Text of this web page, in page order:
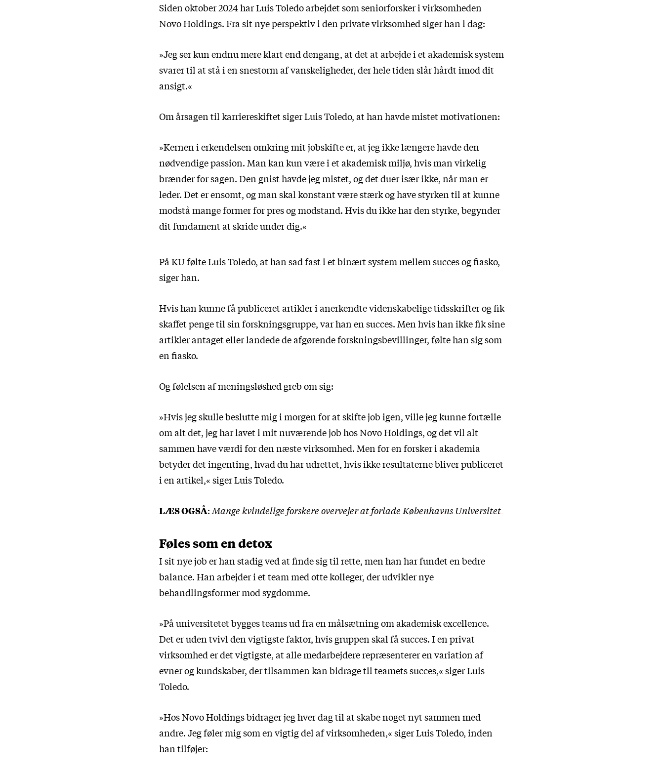
Siden oktober 2024 har Luis Toledo arbejdet som seniorforsker i virksomheden
Novo Holdings. Fra sit nye perspektiv i den private virksomhed siger han i dag:
»Jeg ser kun endnu mere klart end dengang, at det at arbejde i et akademisk system
svarer til at stå i en snestorm af vanskeligheder, der hele tiden slår hårdt imod dit
ansigt.«
Om årsagen til karriereskiftet siger Luis Toledo, at han havde mistet motivationen:
»Kernen i erkendelsen omkring mit jobskifte er, at jeg ikke længere havde den
nødvendige passion. Man kan kun være i et akademisk miljø, hvis man virkelig
brænder for sagen. Den gnist havde jeg mistet, og det duer især ikke, når man er
leder. Det er ensomt, og man skal konstant være stærk og have styrken til at kunne
modstå mange former for pres og modstand. Hvis du ikke har den styrke, begynder
dit fundament at skride under dig.«
På KU følte Luis Toledo, at han sad fast i et binært system mellem succes og fiasko,
siger han.
Hvis han kunne få publiceret artikler i anerkendte videnskabelige tidsskrifter og fik
skaffet penge til sin forskningsgruppe, var han en succes. Men hvis han ikke fik sine
artikler antaget eller landede de afgørende forskningsbevillinger, følte han sig som
en fiasko.
Og følelsen af meningsløshed greb om sig:
»Hvis jeg skulle beslutte mig i morgen for at skifte job igen, ville jeg kunne fortælle
om alt det, jeg har lavet i mit nuværende job hos Novo Holdings, og det vil alt
sammen have værdi for den næste virksomhed. Men for en forsker i akademia
betyder det ingenting, hvad du har udrettet, hvis ikke resultaterne bliver publiceret
i en artikel,« siger Luis Toledo.
LÆS OGSÅ:Mange kvindelige forskere overvejer at forlade Københavns Universitet
Føles som en detox
I sit nye job er han stadig ved at finde sig til rette, men han har fundet en bedre
balance. Han arbejder i et team med otte kolleger, der udvikler nye
behandlingsformer mod sygdomme.
»På universitetet bygges teams ud fra en målsætning om akademisk excellence.
Det er uden tvivl den vigtigste faktor, hvis gruppen skal få succes. I en privat
virksomhed er det vigtigste, at alle medarbejdere repræsenterer en variation af
evner og kundskaber, der tilsammen kan bidrage til teamets succes,« siger Luis
Toledo.
»Hos Novo Holdings bidrager jeg hver dag til at skabe noget nyt sammen med
andre. Jeg føler mig som en vigtig del af virksomheden,« siger Luis Toledo, inden
han tilføjer: